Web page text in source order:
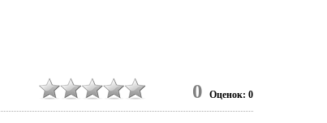
0 Оценок: 0